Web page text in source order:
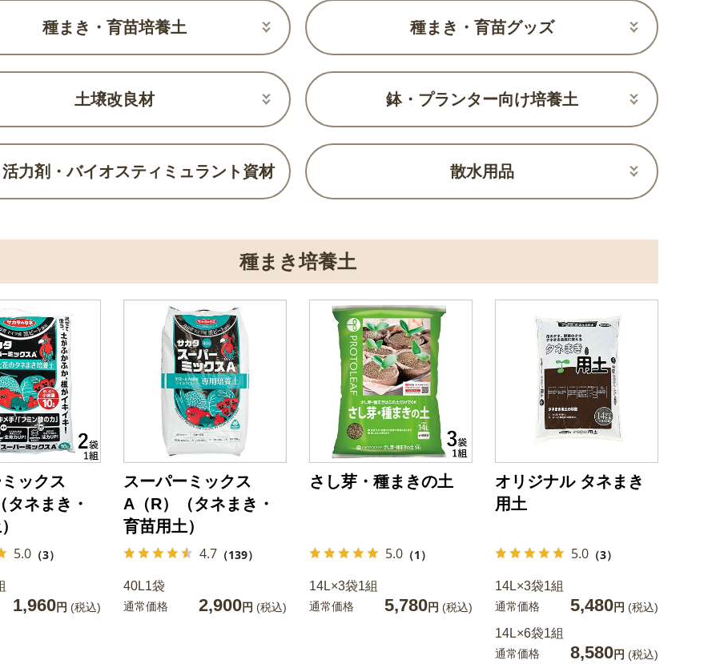
種まき・育苗培養土 種まき・育苗グッズ
土壌改良材 鉢・プランター向け培養土
力剤・バイオスティミュラント資材 散水用品
種まき培養土
ックス
タネまき・
5.0 （3）
1,960円 (税込)
スーパーミックス
A（R）（タネまき・
育苗用土）
4.7 （139）
40L1袋
通常価格 2,900円 (税込)
さし芽・種まきの土
5.0 （1）
14L×3袋1組
通常価格 5,780円 (税込)
オリジナル タネまき
用土
5.0 （3）
14L×3袋1組
通常価格 5,480円 (税込)
14L×6袋1組
通常価格 8,580円 (税込)